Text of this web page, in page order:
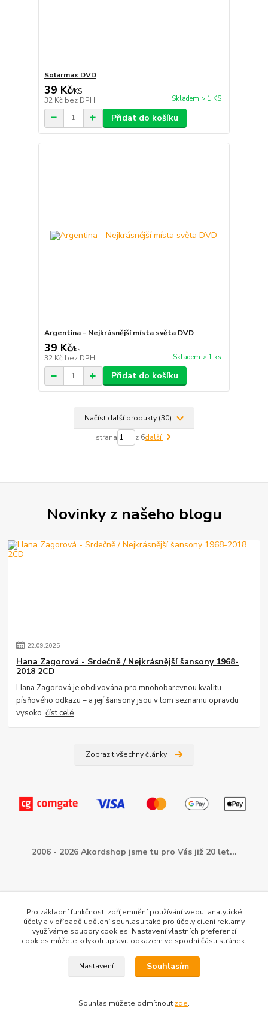
Solarmax DVD
39 Kč/KS
32 Kč bez DPH Skladem > 1 KS
Přidat do košíku
Argentina - Nejkrásnější místa světa DVD
39 Kč/ks
32 Kč bez DPH Skladem > 1 ks
Přidat do košíku
Načíst další produkty (30)
strana z 6další
Novinky z našeho blogu
22.09.2025
Hana Zagorová - Srdečně / Nejkrásnější šansony 1968-
2018 2CD
Hana Zagorová je obdivována pro mnohobarevnou kvalitu
písňového odkazu – a její šansony jsou v tom seznamu opravdu
vysoko.číst celé
Zobrazit všechny články
2006 - 2026 Akordshop jsme tu pro Vás již 20 let...
Informace pro Vás...
Pro základní funkčnost, zpříjemnění používání webu, analytické
účely a v případě udělení souhlasu také pro účely cílení reklamy
využíváme soubory cookies. Nastavení vlastních preferencí
cookies můžete kdykoli upravit odkazem ve spodní části stránek.
Nastavení Souhlasím
Souhlas můžete odmítnout zde.